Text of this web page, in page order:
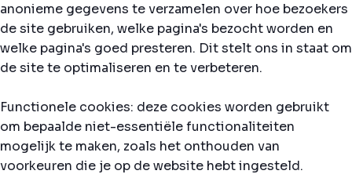
anonieme gegevens te verzamelen over hoe bezoekers
de site gebruiken, welke pagina's bezocht worden en
welke pagina's goed presteren. Dit stelt ons in staat om
de site te optimaliseren en te verbeteren.
Functionele cookies: deze cookies worden gebruikt
om bepaalde niet-essentiële functionaliteiten
mogelijk te maken, zoals het onthouden van
voorkeuren die je op de website hebt ingesteld.